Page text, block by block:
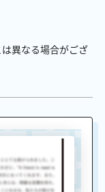
異なる場合がござ